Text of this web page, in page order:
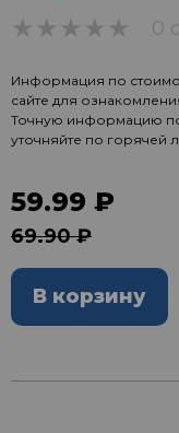
0
Информация по
сайте для
Точную информацию по
уточняйте по горячей
59.99 ₽
69.90 ₽
В корзину